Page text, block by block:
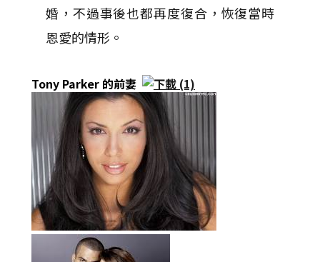
婚，不過事後也都再度復合，恢復當時
恩愛的情形。
Tony Parker 的前妻